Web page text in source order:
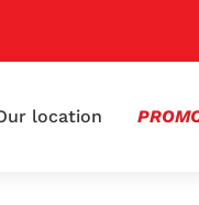
location